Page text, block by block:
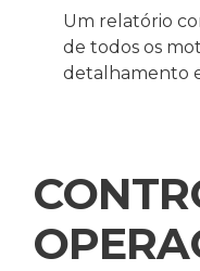
Um relatório
de todos os
detalhamento